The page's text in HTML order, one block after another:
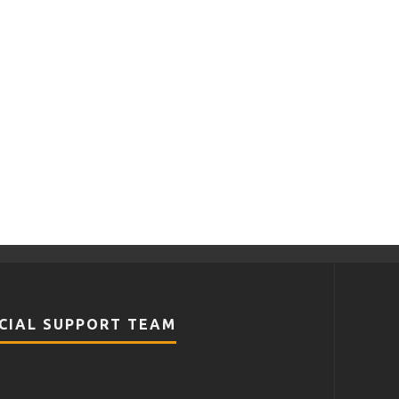
SUPPORT TEAM